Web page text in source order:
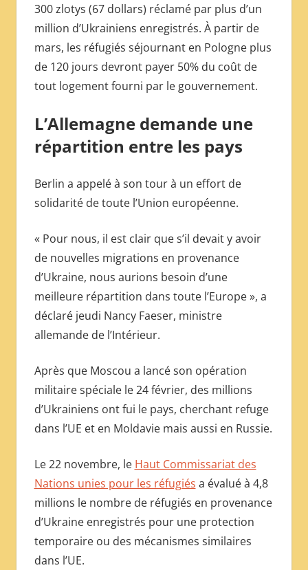
300 zlotys (67 dollars) réclamé par plus d’un
million d’Ukrainiens enregistrés. À partir de
mars, les réfugiés séjournant en Pologne plus
de 120 jours devront payer 50% du coût de
tout logement fourni par le gouvernement.
L’Allemagne demande une
répartition entre les pays
Berlin a appelé à son tour à un effort de
solidarité de toute l’Union européenne.
« Pour nous, il est clair que s’il devait y avoir
de nouvelles migrations en provenance
d’Ukraine, nous aurions besoin d’une
meilleure répartition dans toute l’Europe », a
déclaré jeudi Nancy Faeser, ministre
allemande de l’Intérieur.
Après que Moscou a lancé son opération
militaire spéciale le 24 février, des millions
d’Ukrainiens ont fui le pays, cherchant refuge
dans l’UE et en Moldavie mais aussi en Russie.
Le 22 novembre, le Haut Commissariat des
Nations unies pour les réfugiés a évalué à 4,8
millions le nombre de réfugiés en provenance
d’Ukraine enregistrés pour une protection
temporaire ou des mécanismes similaires
dans l’UE.